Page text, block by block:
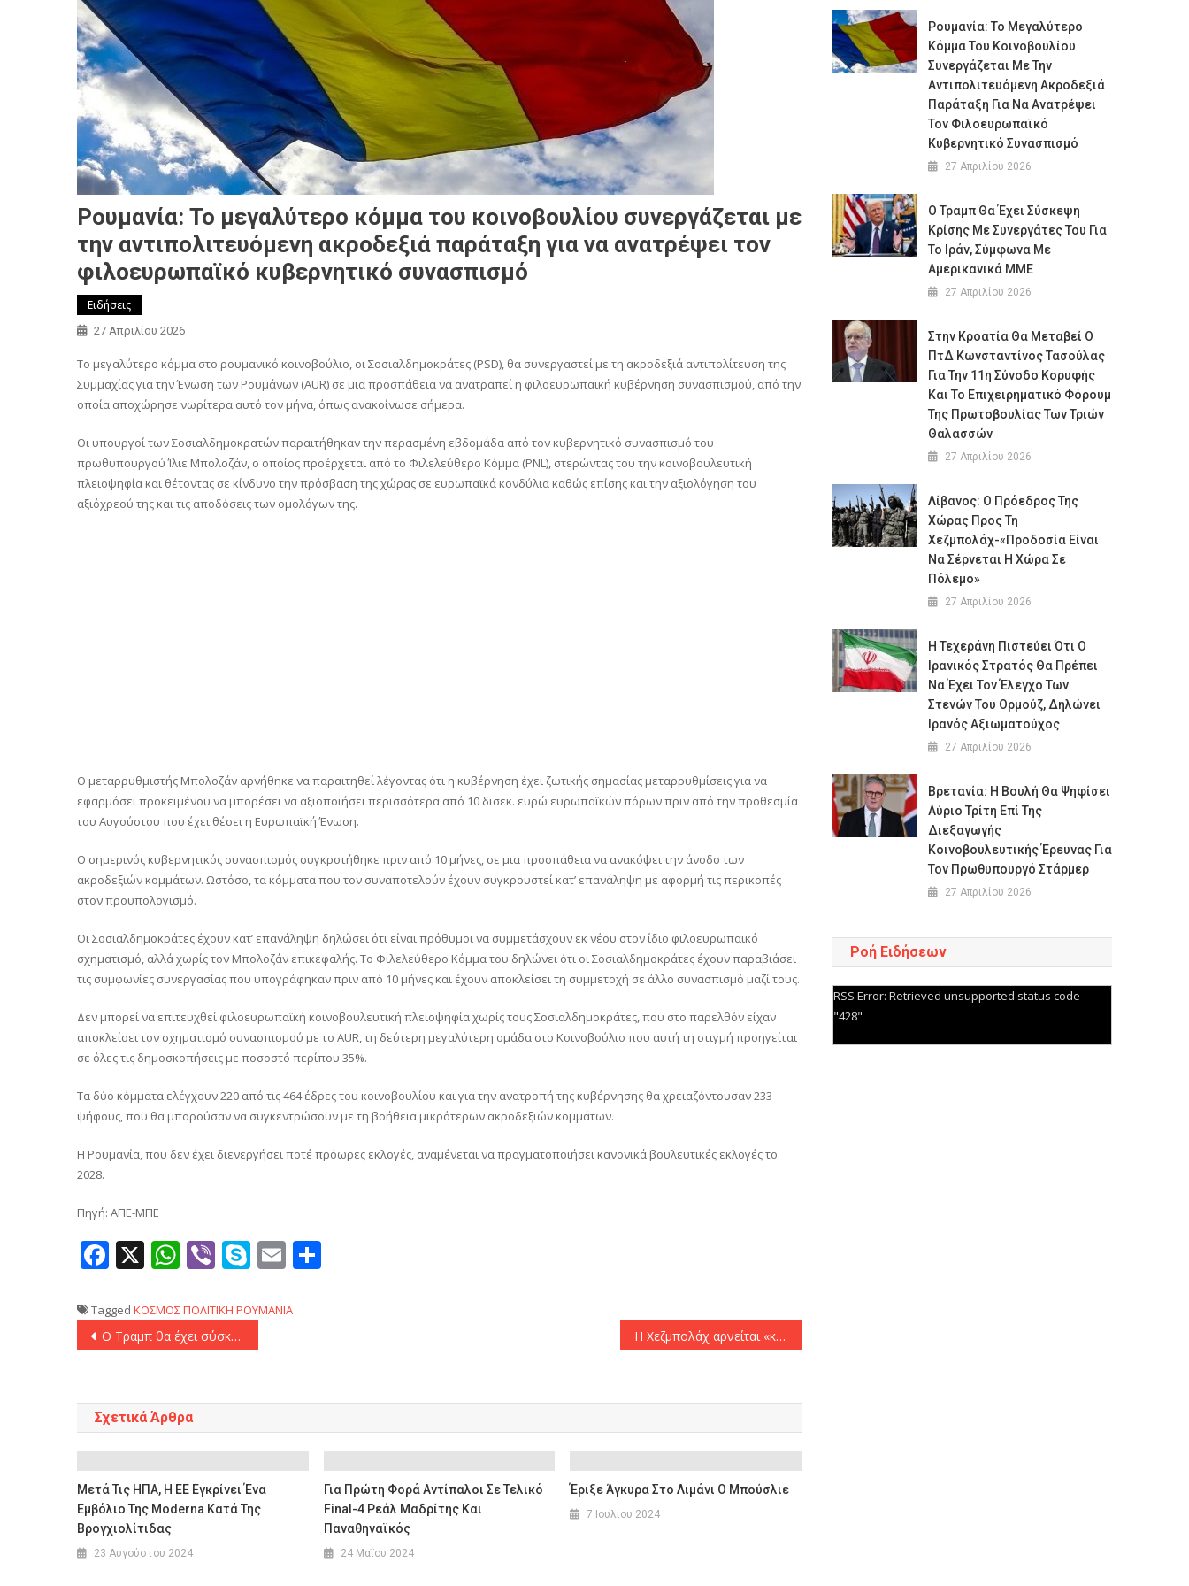
Ρουμανία: Το μεγαλύτερο κόμμα του κοινοβουλίου συνεργάζεται με
την αντιπολιτευόμενη ακροδεξιά παράταξη για να ανατρέψει τον
φιλοευρωπαϊκό κυβερνητικό συνασπισμό
Ειδήσεις
27 Απριλίου 2026
Το μεγαλύτερο κόμμα στο ρουμανικό κοινοβούλιο, οι Σοσιαλδημοκράτες (PSD), θα συνεργαστεί με τη ακροδεξιά αντιπολίτευση της
Συμμαχίας για την Ένωση των Ρουμάνων (AUR) σε μια προσπάθεια να ανατραπεί η φιλοευρωπαϊκή κυβέρνηση συνασπισμού, από την
οποία αποχώρησε νωρίτερα αυτό τον μήνα, όπως ανακοίνωσε σήμερα.
Οι υπουργοί των Σοσιαλδημοκρατών παραιτήθηκαν την περασμένη εβδομάδα από τον κυβερνητικό συνασπισμό του
πρωθυπουργού Ίλιε Μπολοζάν, ο οποίος προέρχεται από το Φιλελεύθερο Κόμμα (PNL), στερώντας του την κοινοβουλευτική
πλειοψηφία και θέτοντας σε κίνδυνο την πρόσβαση της χώρας σε ευρωπαϊκά κονδύλια καθώς επίσης και την αξιολόγηση του
αξιόχρεού της και τις αποδόσεις των ομολόγων της.
Ο μεταρρυθμιστής Μπολοζάν αρνήθηκε να παραιτηθεί λέγοντας ότι η κυβέρνηση έχει ζωτικής σημασίας μεταρρυθμίσεις για να
εφαρμόσει προκειμένου να μπορέσει να αξιοποιήσει περισσότερα από 10 δισεκ. ευρώ ευρωπαϊκών πόρων πριν από την προθεσμία
του Αυγούστου που έχει θέσει η Ευρωπαϊκή Ένωση.
Ο σημερινός κυβερνητικός συνασπισμός συγκροτήθηκε πριν από 10 μήνες, σε μια προσπάθεια να ανακόψει την άνοδο των
ακροδεξιών κομμάτων. Ωστόσο, τα κόμματα που τον συναποτελούν έχουν συγκρουστεί κατ’ επανάληψη με αφορμή τις περικοπές
στον προϋπολογισμό.
Οι Σοσιαλδημοκράτες έχουν κατ’ επανάληψη δηλώσει ότι είναι πρόθυμοι να συμμετάσχουν εκ νέου στον ίδιο φιλοευρωπαϊκό
σχηματισμό, αλλά χωρίς τον Μπολοζάν επικεφαλής. Το Φιλελεύθερο Κόμμα του δηλώνει ότι οι Σοσιαλδημοκράτες έχουν παραβιάσει
τις συμφωνίες συνεργασίας που υπογράφηκαν πριν από 10 μήνες και έχουν αποκλείσει τη συμμετοχή σε άλλο συνασπισμό μαζί τους.
Δεν μπορεί να επιτευχθεί φιλοευρωπαϊκή κοινοβουλευτική πλειοψηφία χωρίς τους Σοσιαλδημοκράτες, που στο παρελθόν είχαν
αποκλείσει τον σχηματισμό συνασπισμού με το AUR, τη δεύτερη μεγαλύτερη ομάδα στο Κοινοβούλιο που αυτή τη στιγμή προηγείται
σε όλες τις δημοσκοπήσεις με ποσοστό περίπου 35%.
Τα δύο κόμματα ελέγχουν 220 από τις 464 έδρες του κοινοβουλίου και για την ανατροπή της κυβέρνησης θα χρειαζόντουσαν 233
ψήφους, που θα μπορούσαν να συγκεντρώσουν με τη βοήθεια μικρότερων ακροδεξιών κομμάτων.
Η Ρουμανία, που δεν έχει διενεργήσει ποτέ πρόωρες εκλογές, αναμένεται να πραγματοποιήσει κανονικά βουλευτικές εκλογές το
2028.
Πηγή: ΑΠΕ-ΜΠΕ
Facebook
X WhatsApp
ViberSkype
Email
Tagged ΚΟΣΜΟΣΠΟΛΙΤΙΚΗ ΡΟΥΜΑΝΙΑ
Πλοήγηση
Ο Τραμπ θα έχει σύσκεψη κρίσης με συνεργάτες του για το Ιράν, σύμφωνα με αμερικανικά ΜΜΕ Η Χεζμπολάχ αρνείται «κατηγορηματικά» απευθείας διαπραγματεύσεις με το Ισραήλ
Σχετικά Άρθρα
Μετά Τις ΗΠΑ, Η ΕΕ Εγκρίνει Ένα
Εμβόλιο Της Moderna Κατά Της
Βρογχιολίτιδας
23 Αυγούστου 2024
Για Πρώτη Φορά Αντίπαλοι Σε Τελικό
Final-4 Ρεάλ Μαδρίτης Και
Παναθηναϊκός
24 Μαΐου 2024
Έριξε Άγκυρα Στο Λιμάνι Ο Μπούσλιε
7 Ιουλίου 2024
Ρουμανία: Το Μεγαλύτερο
Κόμμα Του Κοινοβουλίου
Συνεργάζεται Με Την
Αντιπολιτευόμενη Ακροδεξιά
Παράταξη Για Να Ανατρέψει
Τον Φιλοευρωπαϊκό
Κυβερνητικό Συνασπισμό
27 Απριλίου 2026
Ο Τραμπ Θα Έχει Σύσκεψη
Κρίσης Με Συνεργάτες Του Για
Το Ιράν, Σύμφωνα Με
Αμερικανικά ΜΜΕ
27 Απριλίου 2026
Στην Κροατία Θα Μεταβεί Ο
ΠτΔ Κωνσταντίνος Τασούλας
Για Την 11η Σύνοδο Κορυφής
Και Το Επιχειρηματικό Φόρουμ
Της Πρωτοβουλίας Των Τριών
Θαλασσών
27 Απριλίου 2026
Λίβανος: Ο Πρόεδρος Της
Χώρας Προς Τη
Χεζμπολάχ-«προδοσία Είναι
Να Σέρνεται Η Χώρα Σε
Πόλεμο»
27 Απριλίου 2026
Η Τεχεράνη Πιστεύει Ότι Ο
Ιρανικός Στρατός Θα Πρέπει
Να Έχει Τον Έλεγχο Των
Στενών Του Ορμούζ, Δηλώνει
Ιρανός Αξιωματούχος
27 Απριλίου 2026
Βρετανία: Η Βουλή Θα Ψηφίσει
Αύριο Τρίτη Επί Της
Διεξαγωγής
Κοινοβουλευτικής Έρευνας Για
Τον Πρωθυπουργό Στάρμερ
27 Απριλίου 2026
Ροή Ειδήσεων
RSS Error: Retrieved unsupported status code
"428"